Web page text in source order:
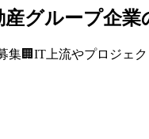
産グループ企
集🏢IT上流やプロジェ